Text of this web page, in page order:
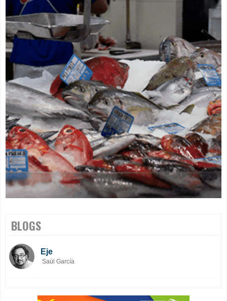
BLOGS
Eje
Saúl García